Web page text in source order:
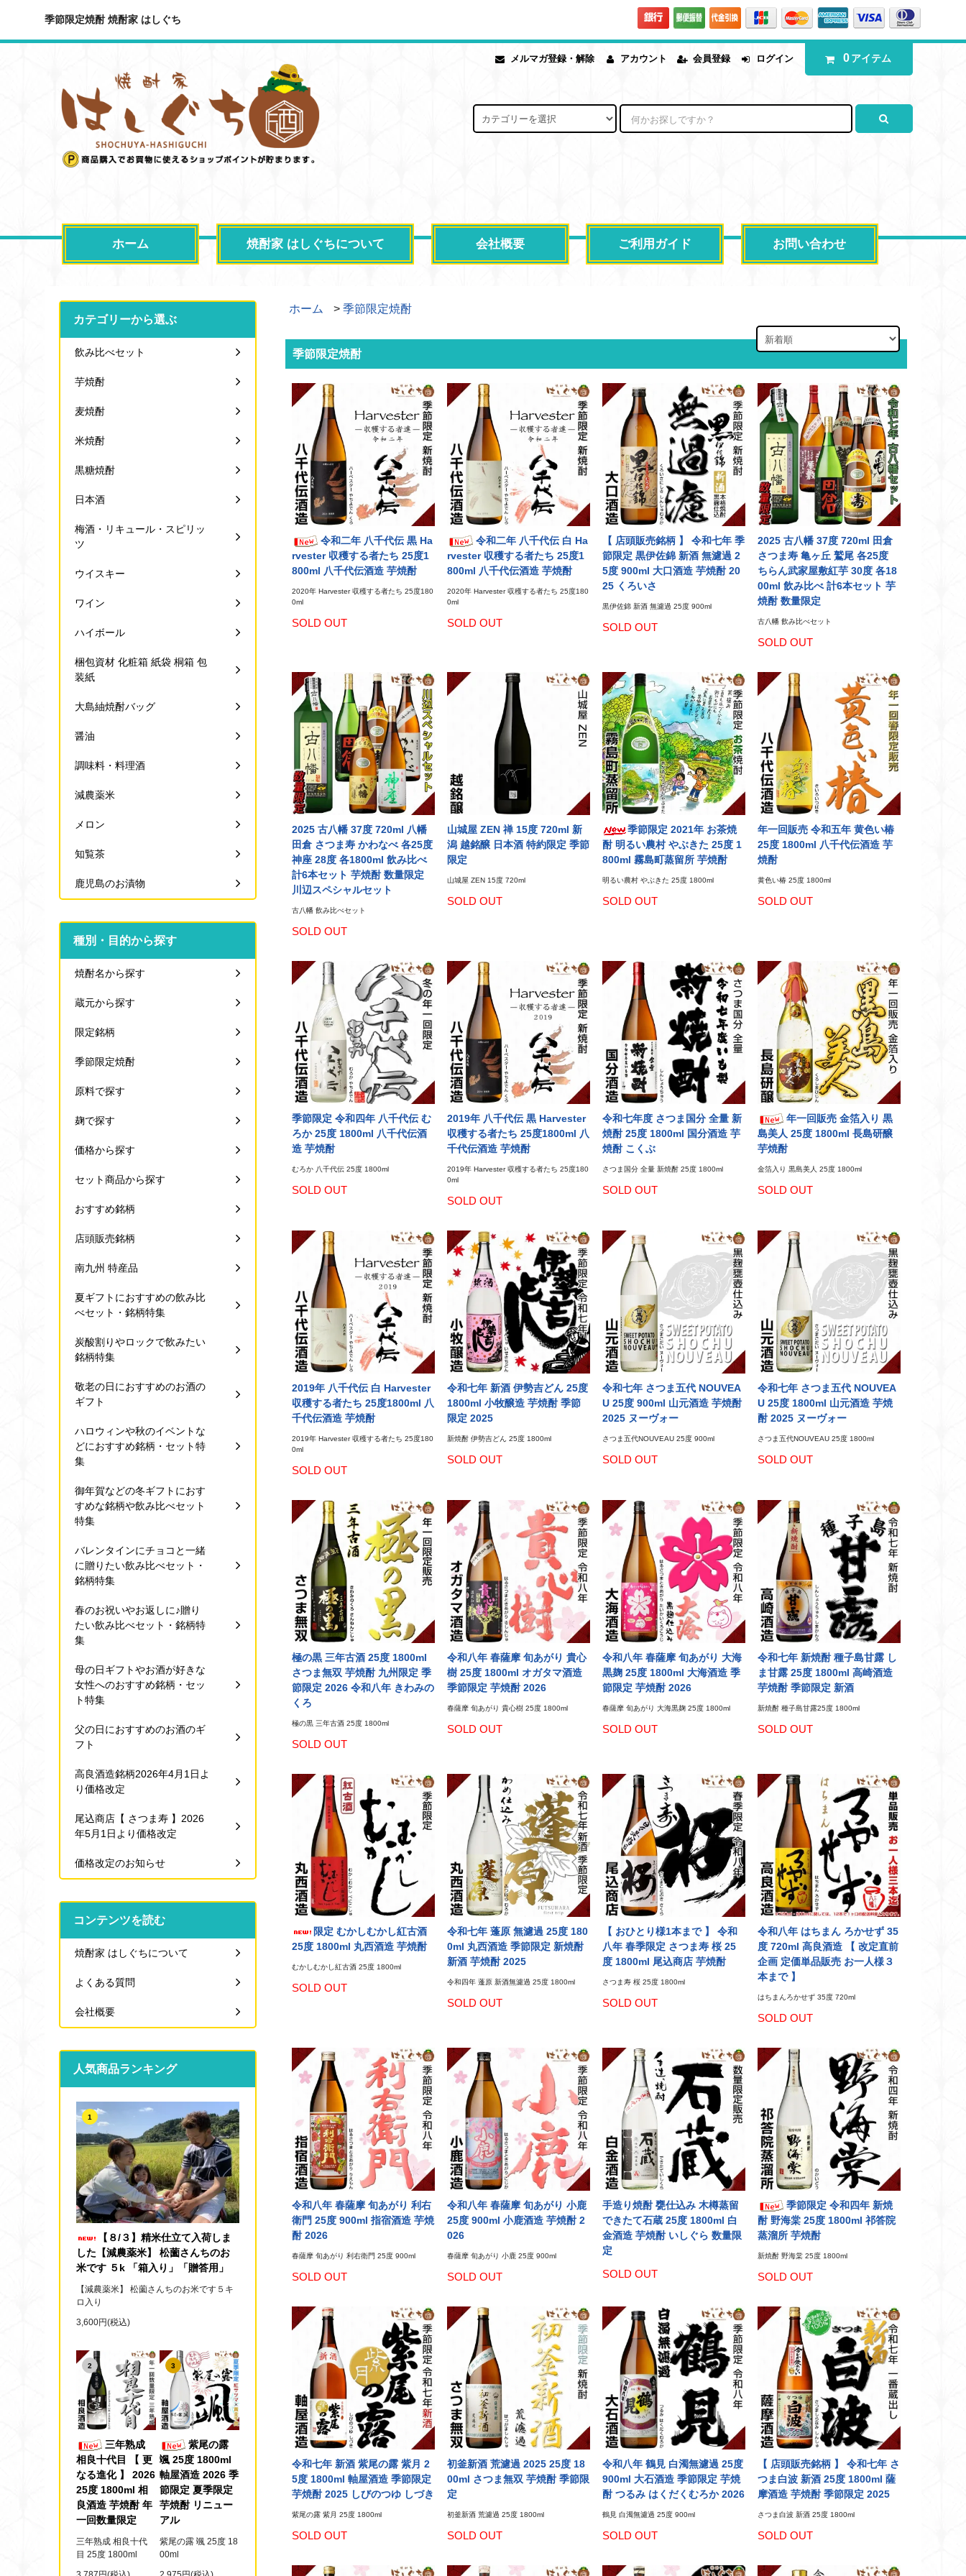
季節限定焼酎 焼酎家 はしぐち
メルマガ登録・解除 アカウント 会員登録 ログイン 0 アイテム
ホーム 焼酎家 はしぐちについて 会社概要 ご利用ガイド お問い合わせ
ホーム > 季節限定焼酎
季節限定焼酎
令和二年 八千代伝 黒 Ha
rvester 収穫する者たち 25度1
800ml 八千代伝酒造 芋焼酎
2020年 Harvester 収穫する者たち 25度180
0ml
SOLD OUT
令和二年 八千代伝 白 Ha
rvester 収穫する者たち 25度1
800ml 八千代伝酒造 芋焼酎
2020年 Harvester 収穫する者たち 25度180
0ml
SOLD OUT
【 店頭販売銘柄 】 令和七年 季
節限定 黒伊佐錦 新酒 無濾過 2
5度 900ml 大口酒造 芋焼酎 20
25 くろいさ
黒伊佐錦 新酒 無濾過 25度 900ml
SOLD OUT
2025 古八幡 37度 720ml 田倉
さつま寿 亀ヶ丘 鷲尾 各25度
ちらん武家屋敷紅芋 30度 各18
00ml 飲み比べ 計6本セット 芋
焼酎 数量限定
古八幡 飲み比べセット
SOLD OUT
2025 古八幡 37度 720ml 八幡
田倉 さつま寿 かわなべ 各25度
神座 28度 各1800ml 飲み比べ
計6本セット 芋焼酎 数量限定
川辺スペシャルセット
古八幡 飲み比べセット
SOLD OUT
山城屋 ZEN 禅 15度 720ml 新
潟 越銘醸 日本酒 特約限定 季節
限定
山城屋 ZEN 15度 720ml
SOLD OUT
季節限定 2021年 お茶焼
酎 明るい農村 やぶきた 25度 1
800ml 霧島町蒸留所 芋焼酎
明るい農村 やぶきた 25度 1800ml
SOLD OUT
年一回販売 令和五年 黄色い椿
25度 1800ml 八千代伝酒造 芋
焼酎
黄色い椿 25度 1800ml
SOLD OUT
季節限定 令和四年 八千代伝 む
ろか 25度 1800ml 八千代伝酒
造 芋焼酎
むろか 八千代伝 25度 1800ml
SOLD OUT
2019年 八千代伝 黒 Harvester
収穫する者たち 25度1800ml 八
千代伝酒造 芋焼酎
2019年 Harvester 収穫する者たち 25度180
0ml
SOLD OUT
令和七年度 さつま国分 全量 新
焼酎 25度 1800ml 国分酒造 芋
焼酎 こくぶ
さつま国分 全量 新焼酎 25度 1800ml
SOLD OUT
年一回販売 金箔入り 黒
島美人 25度 1800ml 長島研醸
芋焼酎
金箔入り 黒島美人 25度 1800ml
SOLD OUT
2019年 八千代伝 白 Harvester
収穫する者たち 25度1800ml 八
千代伝酒造 芋焼酎
2019年 Harvester 収穫する者たち 25度180
0ml
SOLD OUT
令和七年 新酒 伊勢吉どん 25度
1800ml 小牧醸造 芋焼酎 季節
限定 2025
新焼酎 伊勢吉どん 25度 1800ml
SOLD OUT
令和七年 さつま五代 NOUVEA
U 25度 900ml 山元酒造 芋焼酎
2025 ヌーヴォー
さつま五代NOUVEAU 25度 900ml
SOLD OUT
令和七年 さつま五代 NOUVEA
U 25度 1800ml 山元酒造 芋焼
酎 2025 ヌーヴォー
さつま五代NOUVEAU 25度 1800ml
SOLD OUT
極の黒 三年古酒 25度 1800ml
さつま無双 芋焼酎 九州限定 季
節限定 2026 令和八年 きわみの
くろ
極の黒 三年古酒 25度 1800ml
SOLD OUT
令和八年 春薩摩 旬あがり 貴心
樹 25度 1800ml オガタマ酒造
季節限定 芋焼酎 2026
春薩摩 旬あがり 貴心樹 25度 1800ml
SOLD OUT
令和八年 春薩摩 旬あがり 大海
黒麹 25度 1800ml 大海酒造 季
節限定 芋焼酎 2026
春薩摩 旬あがり 大海黒麹 25度 1800ml
SOLD OUT
令和七年 新焼酎 種子島甘露 し
ま甘露 25度 1800ml 高崎酒造
芋焼酎 季節限定 新酒
新焼酎 種子島甘露25度 1800ml
SOLD OUT
限定 むかしむかし紅古酒
25度 1800ml 丸西酒造 芋焼酎
むかしむかし紅古酒 25度 1800ml
SOLD OUT
令和七年 蓬原 無濾過 25度 180
0ml 丸西酒造 季節限定 新焼酎
新酒 芋焼酎 2025
令和四年 蓬原 新酒無濾過 25度 1800ml
SOLD OUT
【 おひとり様1本まで 】 令和
八年 春季限定 さつま寿 桜 25
度 1800ml 尾込商店 芋焼酎
さつま寿 桜 25度 1800ml
SOLD OUT
令和八年 はちまん ろかせず 35
度 720ml 高良酒造 【 改定直前
企画 定価単品販売 お一人様３
本まで 】
はちまんろかせず 35度 720ml
SOLD OUT
令和八年 春薩摩 旬あがり 利右
衛門 25度 900ml 指宿酒造 芋焼
酎 2026
春薩摩 旬あがり 利右衛門 25度 900ml
SOLD OUT
令和八年 春薩摩 旬あがり 小鹿
25度 900ml 小鹿酒造 芋焼酎 2
026
春薩摩 旬あがり 小鹿 25度 900ml
SOLD OUT
手造り焼酎 甕仕込み 木樽蒸留
できたて石蔵 25度 1800ml 白
金酒造 芋焼酎 いしぐら 数量限
定
SOLD OUT
季節限定 令和四年 新焼
酎 野海棠 25度 1800ml 祁答院
蒸溜所 芋焼酎
新焼酎 野海棠 25度 1800ml
SOLD OUT
令和七年 新酒 紫尾の露 紫月 2
5度 1800ml 軸屋酒造 季節限定
芋焼酎 2025 しびのつゆ しづき
紫尾の露 紫月 25度 1800ml
SOLD OUT
初釜新酒 荒濾過 2025 25度 18
00ml さつま無双 芋焼酎 季節限
定
初釜新酒 荒濾過 25度 1800ml
SOLD OUT
令和八年 鶴見 白濁無濾過 25度
900ml 大石酒造 季節限定 芋焼
酎 つるみ はくだくむろか 2026
鶴見 白濁無濾過 25度 900ml
SOLD OUT
【 店頭販売銘柄 】 令和七年 さ
つま白波 新酒 25度 1800ml 薩
摩酒造 芋焼酎 季節限定 2025
さつま白波 新酒 25度 1800ml
SOLD OUT
カテゴリーから選ぶ
飲み比べセット
芋焼酎
麦焼酎
米焼酎
黒糖焼酎
日本酒
梅酒・リキュール・スピリッ
ツ
ウイスキー
ワイン
ハイボール
梱包資材 化粧箱 紙袋 桐箱 包
装紙
大島紬焼酎バッグ
醤油
調味料・料理酒
減農薬米
メロン
知覧茶
鹿児島のお漬物
種別・目的から探す
焼酎名から探す
蔵元から探す
限定銘柄
季節限定焼酎
原料で探す
麹で探す
価格から探す
セット商品から探す
おすすめ銘柄
店頭販売銘柄
南九州 特産品
夏ギフトにおすすめの飲み比
べセット・銘柄特集
炭酸割りやロックで飲みたい
銘柄特集
敬老の日におすすめのお酒の
ギフト
ハロウィンや秋のイベントな
どにおすすめ銘柄・セット特
集
御年賀などの冬ギフトにおす
すめな銘柄や飲み比べセット
特集
バレンタインにチョコと一緒
に贈りたい飲み比べセット・
銘柄特集
春のお祝いやお返しに♪贈り
たい飲み比べセット・銘柄特
集
母の日ギフトやお酒が好きな
女性へのおすすめ銘柄・セッ
ト特集
父の日におすすめのお酒のギ
フト
高良酒造銘柄2026年4月1日よ
り価格改定
尾込商店【 さつま寿 】2026
年5月1日より価格改定
価格改定のお知らせ
コンテンツを読む
焼酎家 はしぐちについて
よくある質問
会社概要
人気商品ランキング
1
【８/３】精米仕立て入荷しま
した【減農薬米】 松薗さんちのお
米です ５k 「箱入り」「贈答用」
【減農薬米】 松薗さんちのお米です５キ
ロ入り
3,600円(税込)
2
三年熟成
相良十代目 【 更
なる進化 】 2026
25度 1800ml 相
良酒造 芋焼酎 年
一回数量限定
三年熟成 相良十代
目 25度 1800ml
3
紫尾の露
颯 25度 1800ml
軸屋酒造 2026 季
節限定 夏季限定
芋焼酎 リニュー
アル
紫尾の露 颯 25度 18
00ml